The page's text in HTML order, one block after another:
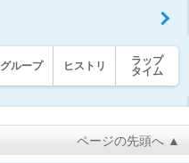
グループ ヒストリ
ラップ
タイム
ページの先頭へ ▲